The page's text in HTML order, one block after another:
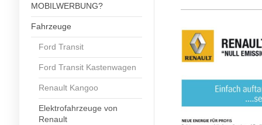
MOBILWERBUNG?
Fahrzeuge
Ford Transit
Ford Transit Kastenwagen
Renault Kangoo
Elektrofahrzeuge von
Renault